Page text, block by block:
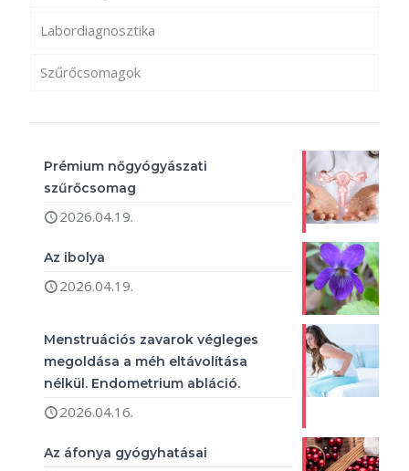
Labordiagnosztika
Szűrőcsomagok
Prémium nőgyógyászati
szűrőcsomag
2026.04.19.
Az ibolya
2026.04.19.
Menstruációs zavarok végleges
megoldása a méh eltávolítása
nélkül. Endometrium abláció.
2026.04.16.
Az áfonya gyógyhatásai